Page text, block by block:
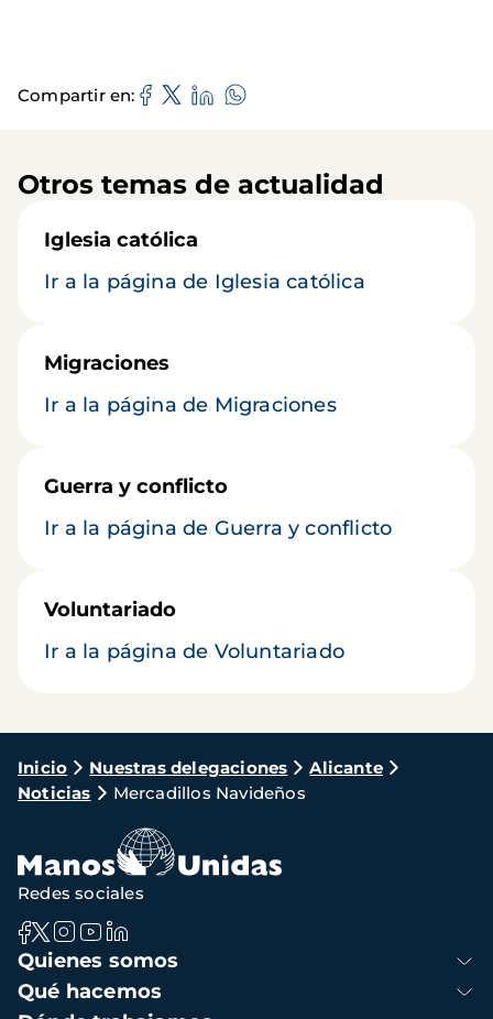
Compartir en
Otros temas de actualidad
Iglesia católica
Ir a la página de Iglesia católica
Migraciones
Ir a la página de Migraciones
Guerra y conflicto
Ir a la página de Guerra y conflicto
Voluntariado
Ir a la página de Voluntariado
Ruta
de
navegación
Inicio Nuestras delegaciones
Alicante
Noticias
Mercadillos Navideños
Navegación
principal
Quienes somos
Qué hacemos
Redes sociales